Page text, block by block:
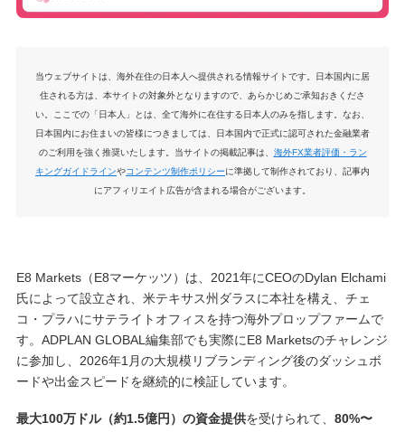
当ウェブサイトは、海外在住の日本人へ提供される情報サイトです。日本国内に居
住される方は、本サイトの対象外となりますので、あらかじめご承知おきくださ
い。ここでの「日本人」とは、全て海外に在住する日本人のみを指します。なお、
日本国内にお住まいの皆様につきましては、日本国内で正式に認可された金融業者
のご利用を強く推奨いたします。当サイトの掲載記事は、 海外FX業者評価・ラン
キングガイドラインやコンテンツ制作ポリシーに準拠して制作されており、記事内
にアフィリエイト広告が含まれる場合がございます。
E8 Markets（E8マーケッツ）は、2021年にCEOのDylan Elchami
氏によって設立され、米テキサス州ダラスに本社を構え、チェ
コ・プラハにサテライトオフィスを持つ海外プロップファームで
す。ADPLAN GLOBAL編集部でも実際にE8 Marketsのチャレンジ
に参加し、2026年1月の大規模リブランディング後のダッシュボ
ードや出金スピードを継続的に検証しています。
最大100万ドル（約1.5億円）の資金提供を受けられて、 80%〜